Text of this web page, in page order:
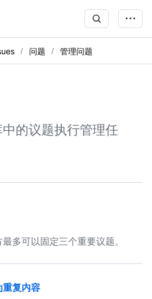
问题 管理问题
的议题执行管理任
多可以固定三个重要议题。
重复内容